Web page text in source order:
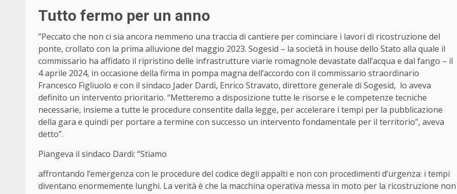
Tutto fermo per un anno
”Peccato che non ci sia ancora nemmeno una traccia di cantiere per cominciare i lavori di ricostruzione del
ponte, crollato con la prima alluvione del maggio 2023. Sogesid – la società in house dello Stato alla quale il
commissario ha affidato il ripristino delle infrastrutture viarie romagnole devastate dall’acqua e dal fango – il
4 aprile 2024, in occasione della firma in pompa magna dell’accordo con il commissario straordinario
Francesco Figliuolo e con il sindaco Jader Dardi, Enrico Stravato, direttore generale di Sogesid, lo aveva
definito un intervento prioritario. “Metteremo a disposizione tutte le risorse e le competenze tecniche
necessarie, insieme a tutte le procedure consentite dalla legge, per accelerare i tempi per la pubblicazione
della gara e quindi per portare a termine con successo un intervento fondamentale per il territorio”, aveva
detto”.
Piangeva il sindaco Dardi: “Stiamo
affrontando l’emergenza con le procedure del codice degli appalti e non con procedimenti d’urgenza: i tempi
diventano enormemente lunghi. La verità è che la macchina operativa messa in moto per la ricostruzione non